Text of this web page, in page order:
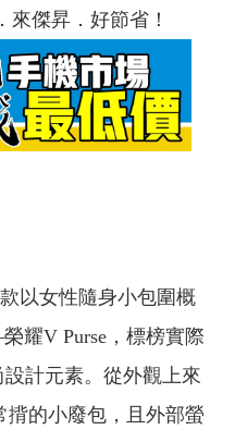
來傑昇．好節省！
以女性隨身小包圍概
耀V Purse，標榜實際
計元素。從外觀上來
揹的小廢包，且外部螢